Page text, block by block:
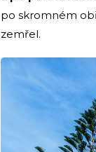
po skromném
zemřel.